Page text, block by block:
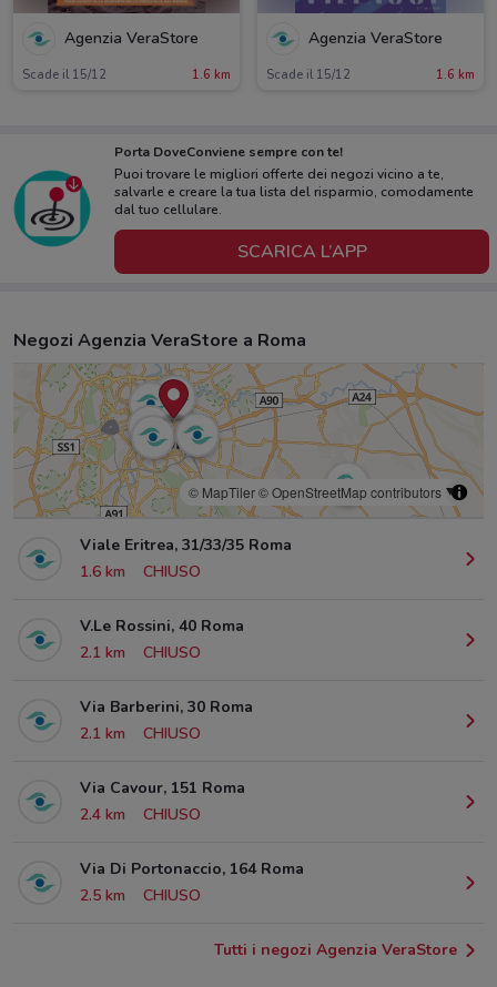
Agenzia VeraStore
Scade il 15/12 1.6 km
Agenzia VeraStore
Scade il 15/12 1.6 km
Porta DoveConviene sempre con te!
Puoi trovare le migliori offerte dei negozi vicino a te,
salvarle e creare la tua lista del risparmio, comodamente
dal tuo cellulare.
SCARICA L’APP
Negozi Agenzia VeraStore a Roma
© MapTiler© OpenStreetMap contributors
Viale Eritrea, 31/33/35 Roma
1.6 km
CHIUSO
V.Le Rossini, 40 Roma
2.1 km
CHIUSO
Via Barberini, 30 Roma
2.1 km
CHIUSO
Via Cavour, 151 Roma
2.4 km
CHIUSO
Via Di Portonaccio, 164 Roma
2.5 km
CHIUSO
Tutti i negozi Agenzia VeraStore